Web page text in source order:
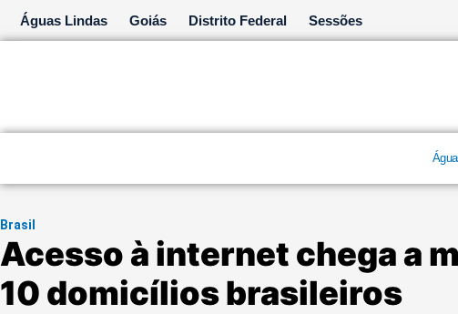
para
Águas Lindas Goiás Distrito Federal Sessões
Brasil
Acesso à internet chega a
10 domicílios brasileiros